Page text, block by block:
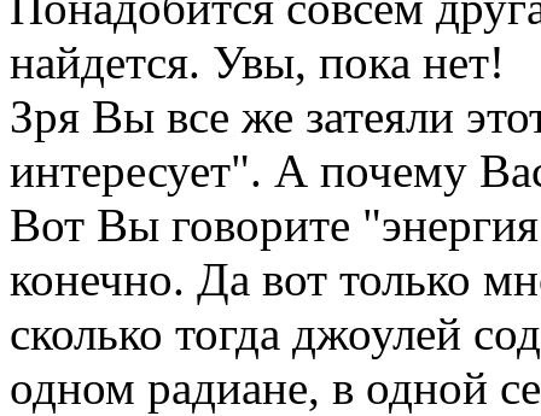
найдется. Увы, пока нет!
Зря Вы все же затеяли
интересует". А почему
Вот Вы говорите
конечно. Да вот только
сколько тогда джоулей
одном радиане, в одной